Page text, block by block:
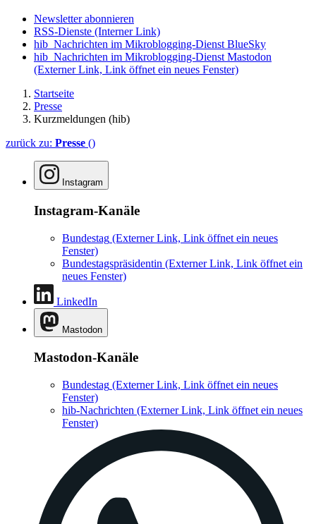
Newsletter abonnieren
RSS-Dienste (Interner Link)
hib_Nachrichten im Mikroblogging-Dienst BlueSky
hib_Nachrichten im Mikroblogging-Dienst Mastodon
(Externer Link, Link öffnet ein neues Fenster)
Startseite
Presse
Kurzmeldungen (hib)
zurück zu: Presse ()
Instagram
Instagram-Kanäle
Bundestag (Externer Link, Link öffnet ein neues
Fenster)
Bundestagspräsidentin (Externer Link, Link öffnet ein
neues Fenster)
LinkedIn
Mastodon
Mastodon-Kanäle
Bundestag (Externer Link, Link öffnet ein neues
Fenster)
hib-Nachrichten (Externer Link, Link öffnet ein neues
Fenster)